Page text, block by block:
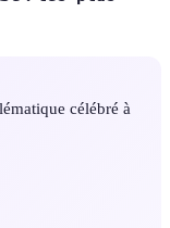
célébré à